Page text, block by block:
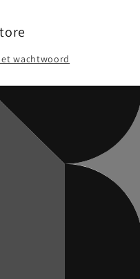
wachtwoord